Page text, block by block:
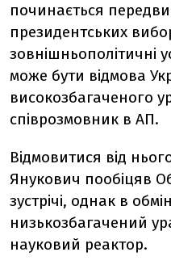
починається
президентських
зовнішньополітичні
може бути відмова
високозбагаченого
співрозмовник в АП.
Відмовитися від
Янукович пообіцяв
зустрічі, однак в
низькозбагачений
науковий реактор.